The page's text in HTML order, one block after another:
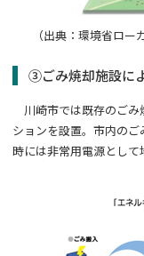
（出典：環境省ロー
③ごみ焼却施設に
川崎市では既存のごみ
ションを設置。市内のご
時には非常用電源として